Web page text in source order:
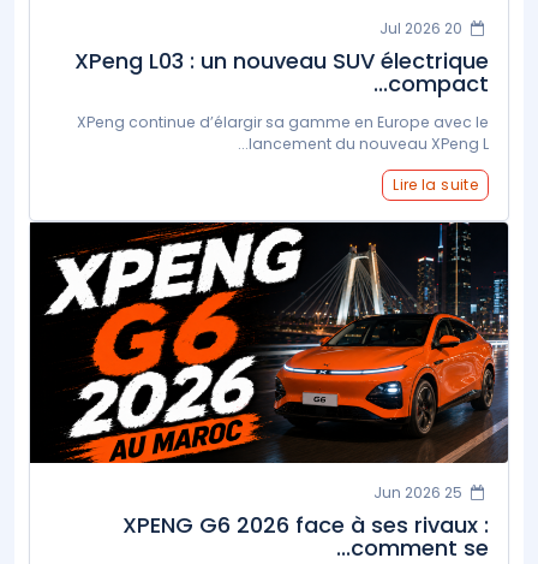
XPeng L03 : un nouveau SUV électrique
compact...
XPeng continue d’élargir sa gamme en Europe avec le
lancement du nouveau XPeng L...
Lire la suite
XPENG G6 2026 face à ses rivaux :
comment se...